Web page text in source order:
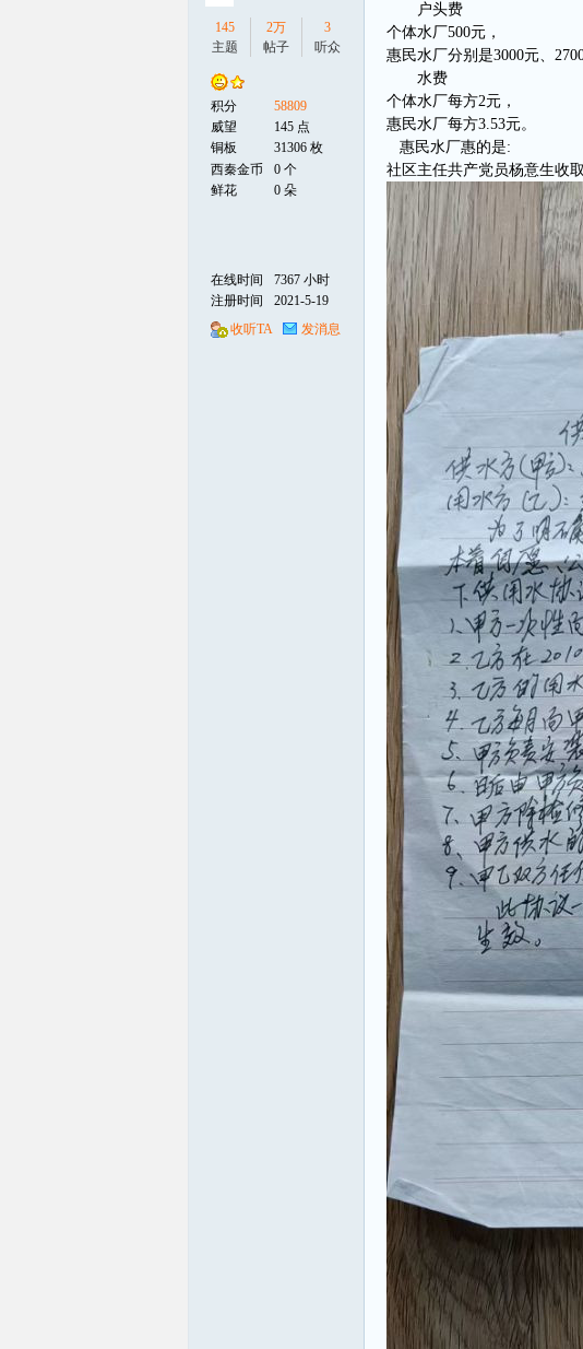
145
主题
2万
帖子
3
听众
积分
58809
威望
145 点
铜板
31306 枚
西秦金币
0 个
鲜花
0 朵
在线时间
7367 小时
注册时间
2021-5-19
收听TA
发消息
户头费
个体水厂500元，
惠民水厂分别是3000元、
水费
个体水厂每方2元，
惠民水厂每方3.53元。
惠民水厂惠的是:
社区主任共产党员杨意生收